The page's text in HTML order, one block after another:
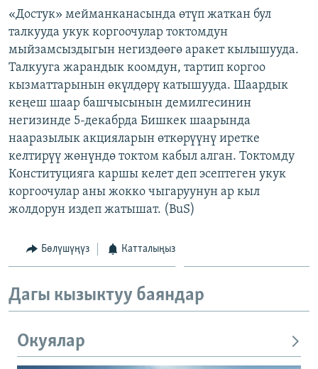
ДАНИСТЕ
ЭЖЕ-СИҢДИЛЕР
АЗАТТЫК+
ЫҢГАЙСЫЗ СУРООЛОР
ОНЛАЙН ШЕРИНЕ
ЭЕ/АРнун бардык сайттары
«Достук» мейманканасында өтүп жаткан бул
талкууда укук коргоочулар токтомдун
мыйзамсыздыгын негиздөөгө аракет кылышууда.
Талкууга жарандык коомдун, тартип коргоо
кызматтарынын өкүлдөрү катышууда. Шаардык
кеңеш шаар башчысынын демилгесинин
негизинде 5-декабрда Бишкек шаарында
нааразылык акцияларын өткөрүүнү иретке
келтирүү жөнүндө токтом кабыл алган. Токтомду
Конституцияга каршы келет деп эсептеген укук
коргоочулар аны жокко чыгаруунун ар кыл
жолдорун издеп жатышат. (BuS)
Бөлүшүңүз Катталыңыз
Дагы кызыктуу баяндар
Окуялар